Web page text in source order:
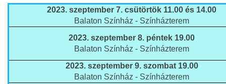
2023. szeptember 7. csütörtök 11.00 és 14.00
Balaton Színház - Színházterem
2023. szeptember 8. péntek 19.00
Balaton Színház - Színházterem
2023. szeptember 9. szombat 19.00
Balaton Színház - Színházterem